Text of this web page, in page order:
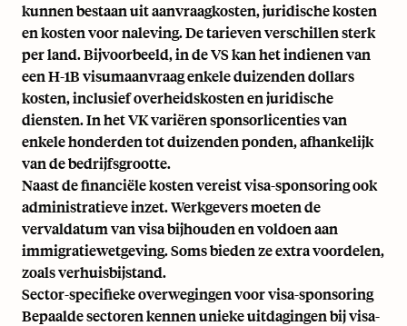
kunnen bestaan uit aanvraagkosten, juridische kosten
en kosten voor naleving. De tarieven verschillen sterk
per land. Bijvoorbeeld, in de VS kan het indienen van
een H-1B visumaanvraag enkele duizenden dollars
kosten, inclusief overheidskosten en juridische
diensten. In het VK variëren sponsorlicenties van
enkele honderden tot duizenden ponden, afhankelijk
van de bedrijfsgrootte.
Naast de financiële kosten vereist visa-sponsoring ook
administratieve inzet. Werkgevers moeten de
vervaldatum van visa bijhouden en voldoen aan
immigratiewetgeving. Soms bieden ze extra voordelen,
zoals verhuisbijstand.
Sector-specifieke overwegingen voor visa-sponsoring
Bepaalde sectoren kennen unieke uitdagingen bij visa-